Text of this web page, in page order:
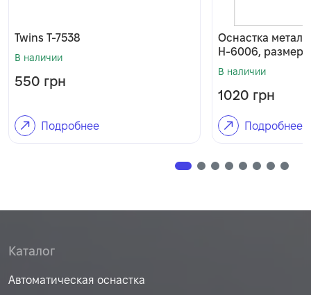
Twins T-7538
В наличии
550 грн
Подробнее
Оснастка
H-6006, размер
В наличии
1020 грн
Подробнее
Каталог
Автоматическая оснастка